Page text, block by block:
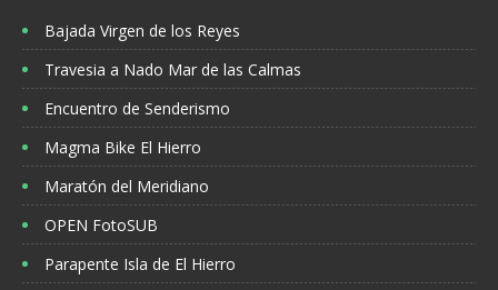
Bajada Virgen de los Reyes
Travesia a Nado Mar de las Calmas
Encuentro de Senderismo
Magma Bike El Hierro
Maratón del Meridiano
OPEN FotoSUB
Parapente Isla de El Hierro